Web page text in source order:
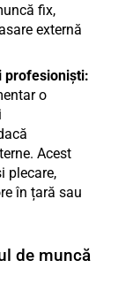
fix,
externă
profesioniști:
o
Acest
plecare,
în țară sau
de muncă